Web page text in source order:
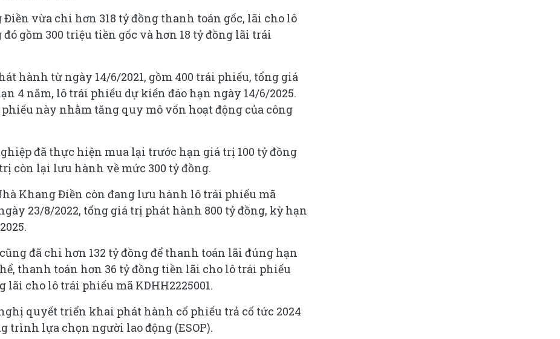
Điền vừa chi hơn 318 tỷ đồng thanh toán gốc, lãi cho lô
đó gồm 300 triệu tiền gốc và hơn 18 tỷ đồng lãi trái
hành từ ngày 14/6/2021, gồm 400 trái phiếu, tổng giá
4 năm, lô trái phiếu dự kiến đáo hạn ngày 14/6/2025.
này nhằm tăng quy mô vốn hoạt động của công
đã thực hiện mua lại trước hạn giá trị 100 tỷ đồng
còn lại lưu hành về mức 300 tỷ đồng.
Khang Điền còn đang lưu hành lô trái phiếu mã
23/8/2022, tổng giá trị phát hành 800 tỷ đồng, kỳ hạn
đã chi hơn 132 tỷ đồng để thanh toán lãi đúng hạn
thanh toán hơn 36 tỷ đồng tiền lãi cho lô trái phiếu
lãi cho lô trái phiếu mã KDHH2225001.
quyết triển khai phát hành cổ phiếu trả cổ tức 2024
trình lựa chọn người lao động (ESOP).